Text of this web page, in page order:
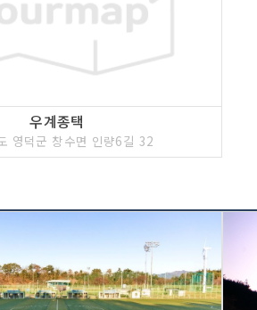
우계종택
영덕군 창수면 인량6길 32